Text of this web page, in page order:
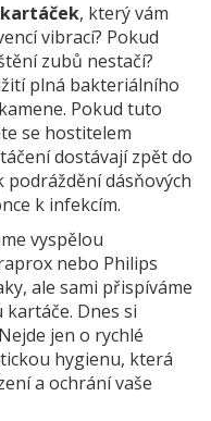
, který vám
vibrací? Pokud
zubů nestačí?
plná bakteriálního
Pokud tuto
se hostitelem
dostávají zpět do
dásňových
k infekcím.
vyspělou
nebo Philips
ale sami přispíváme
Dnes si
jen o rychlé
hygienu, která
a ochrání vaše